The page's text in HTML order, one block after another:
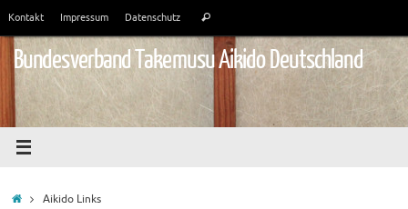
springen
Kontakt Impressum Datenschutz Suchen
Bundesverband Takemusu Aikido Deutschland
StartAikido Links